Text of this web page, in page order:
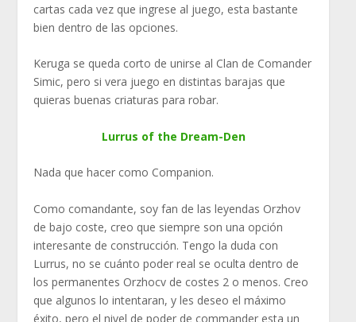
cartas cada vez que ingrese al juego, esta bastante
bien dentro de las opciones.
Keruga se queda corto de unirse al Clan de Comander
Simic, pero si vera juego en distintas barajas que
quieras buenas criaturas para robar.
Lurrus of the Dream-Den
Nada que hacer como Companion.
Como comandante, soy fan de las leyendas Orzhov
de bajo coste, creo que siempre son una opción
interesante de construcción. Tengo la duda con
Lurrus, no se cuánto poder real se oculta dentro de
los permanentes Orzhocv de costes 2 o menos. Creo
que algunos lo intentaran, y les deseo el máximo
éxito, pero el nivel de poder de commander esta un